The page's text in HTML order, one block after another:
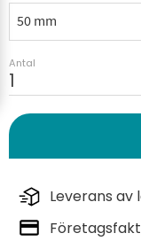
Antal
Leverans av